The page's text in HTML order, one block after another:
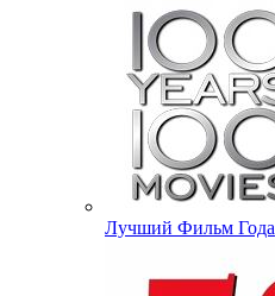
Лучший Фильм Года